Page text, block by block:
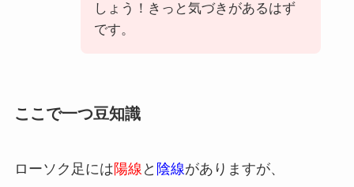
しょう！きっと気づきがあるはず
です。
ここで一つ豆知識
ローソク足には陽線 と 陰線がありますが、